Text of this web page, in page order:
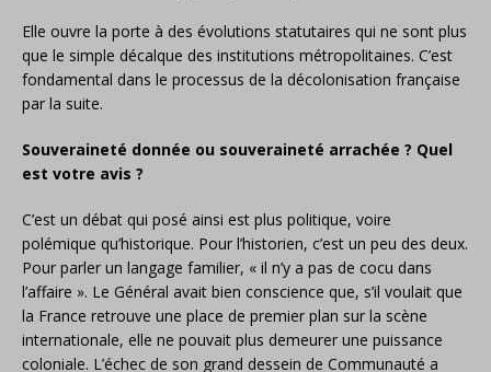
Elle ouvre la porte à des évolutions statutaires qui ne sont plus
que le simple décalque des institutions métropolitaines. C’est
fondamental dans le processus de la décolonisation française
par la suite.
Souveraineté donnée ou souveraineté arrachée ? Quel
est votre avis ?
C’est un débat qui posé ainsi est plus politique, voire
polémique qu’historique. Pour l’historien, c’est un peu des deux.
Pour parler un langage familier, « il n’y a pas de cocu dans
l’affaire ». Le Général avait bien conscience que, s’il voulait que
la France retrouve une place de premier plan sur la scène
internationale, elle ne pouvait plus demeurer une puissance
coloniale. L’échec de son grand dessein de Communauté a